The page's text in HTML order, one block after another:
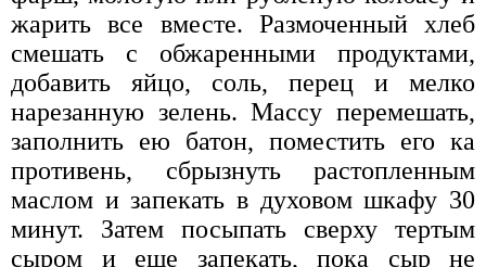
жарить все вместе. Размоченный хлеб
смешать с обжаренными продуктами,
добавить яйцо, соль, перец и мелко
нарезанную зелень. Массу перемешать,
заполнить ею батон, поместить его ка
противень, сбрызнуть растопленным
маслом и запекать в духовом шкафу 30
минут. Затем посыпать сверху тертым
сыром и еще запекать, пока сыр не